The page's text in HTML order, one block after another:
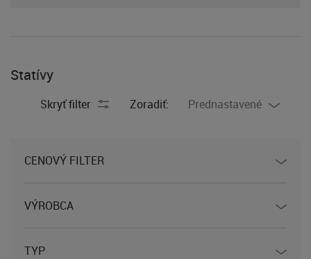
Statívy
Skryť filter Zoradiť: Prednastavené
CENOVÝ FILTER
VÝROBCA
TYP